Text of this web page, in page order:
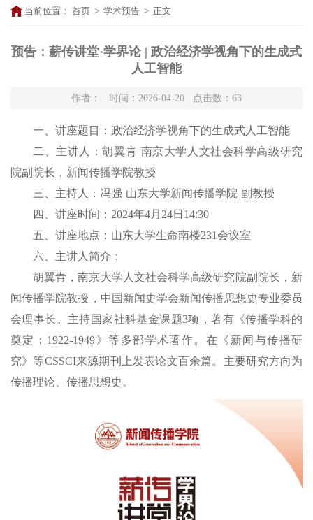
当前位置： 首页 > 学术预告 > 正文
预告：薪传讲堂·学界论 | 政治经济学视角下的生成式
人工智能
作者： 时间：2026-04-20 点击数： 63
一、讲座题目： 政治经济学视角下的生成式人工智能
二、 主讲 人：胡翼青 南京大学人文社会科学高级研究
院副院长，新闻传播学院教授
三、主持人
： 冯强 山东大学新闻传播学院 副教授
四、讲座时间： 2024年4月 24日 14:30
五、讲座地点： 山东大学生命南楼231会议室
六、主讲人简介：
胡翼青，南京大学人文社会科学高级研究院副院长，新
闻传播学院教授，中国新闻史学会新闻传播思想史专业委员
会理事长。主持国家社科基金课题3项，著有《传播学科的
奠定：1922-1949》等多部学术著作。在《新闻与传播研
究》等CSSCI来源期刊上发表论文百余篇。主要研究方向为
传播理论、传播思想史。